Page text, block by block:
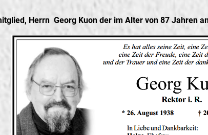
Herrn Georg Kuon der im Alter von 87 Jahren